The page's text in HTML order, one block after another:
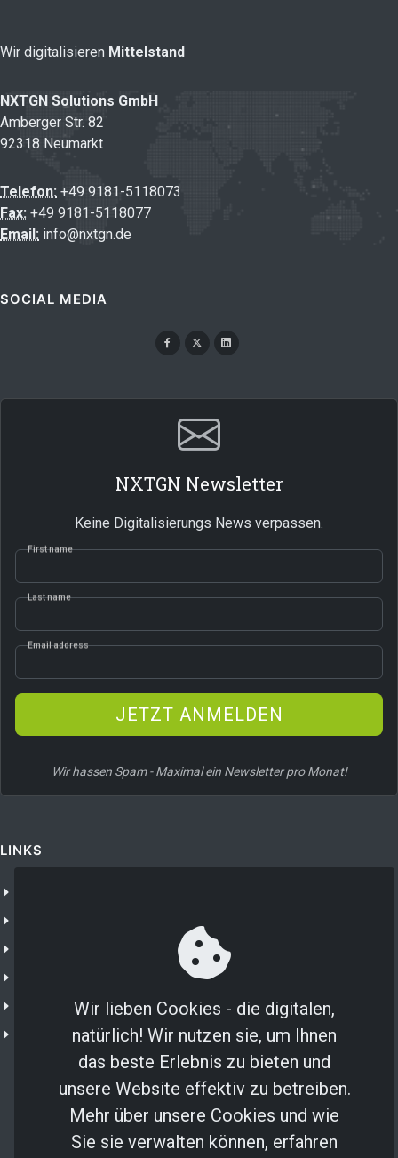
Wir digitalisieren Mittelstand
NXTGN Solutions GmbH
Amberger Str. 82
92318 Neumarkt
Telefon: +49 9181-5118073
Fax: +49 9181-5118077
Email: info@nxtgn.de
SOCIAL MEDIA
NXTGN Newsletter
Keine Digitalisierungs News verpassen.
First name
Last name
Email address
JETZT ANMELDEN
Wir hassen Spam - Maximal ein Newsletter pro Monat!
LINKS
IoT Portal
NXTGN Secure SIM
Wir lieben Cookies - die digitalen,
natürlich! Wir nutzen sie, um Ihnen
das beste Erlebnis zu bieten und
unsere Website effektiv zu betreiben.
Mehr über unsere Cookies und wie
Sie sie verwalten können, erfahren